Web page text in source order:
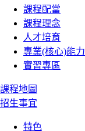
課程配當
課程理念
人才培育
專業(核心)能力
實習專區
課程地圖
招生事宜
特色